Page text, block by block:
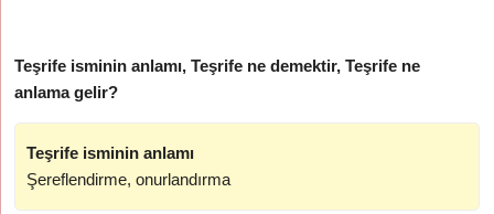
Teşrife isminin anlamı, Teşrife ne demektir, Teşrife ne
anlama gelir?
Teşrife isminin anlamı
Şereflendirme, onurlandırma